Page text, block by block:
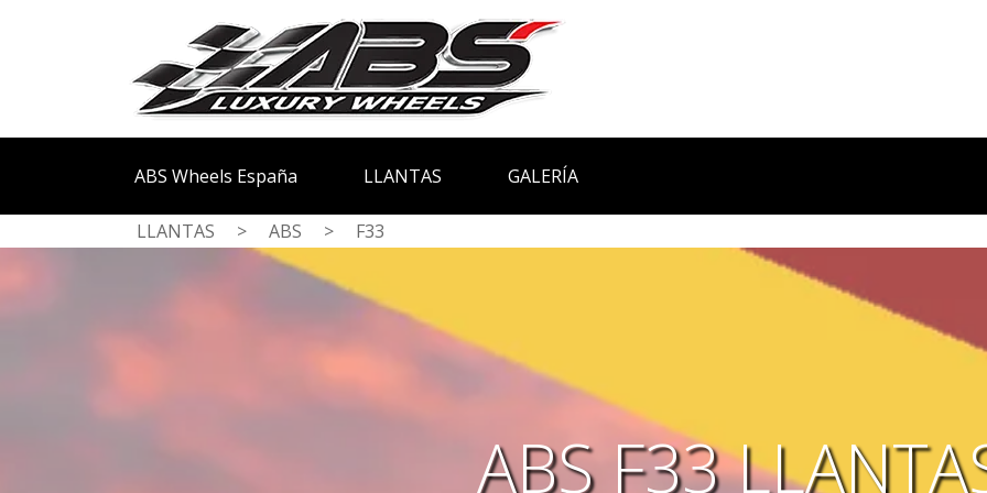
ABS Wheels España LLANTAS GALERÍA
LLANTAS > ABS > F33
ABS F33